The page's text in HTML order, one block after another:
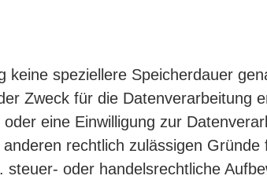
keine speziellere Speicherdauer
Zweck für die Datenverarbeitung
eine Einwilligung zur
rechtlich zulässigen Gründe
oder handelsrechtliche